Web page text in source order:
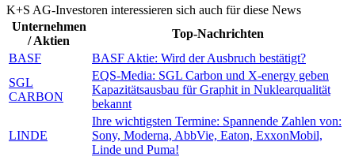
K+S AG-Investoren interessieren sich auch für diese News
Unternehmen
/ Aktien
Top-Nachrichten
BASF
BASF Aktie: Wird der Ausbruch bestätigt?
SGL
CARBON
EQS-Media: SGL Carbon und X-energy geben
Kapazitätsausbau für Graphit in Nuklearqualität
bekannt
LINDE
Ihre wichtigsten Termine: Spannende Zahlen von:
Sony, Moderna, AbbVie, Eaton, ExxonMobil,
Linde und Puma!